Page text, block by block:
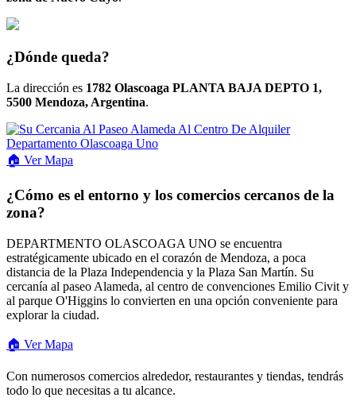
¿Dónde queda?
La dirección es 1782 Olascoaga PLANTA BAJA DEPTO 1,
5500 Mendoza, Argentina.
🏠 VerMapa
¿Cómo es el entorno y los comercios cercanos de la
zona?
DEPARTMENTO OLASCOAGA UNO se encuentra
estratégicamente ubicado en el corazón de Mendoza, a poca
distancia de la Plaza Independencia y la Plaza San Martín. Su
cercanía al paseo Alameda, al centro de convenciones Emilio Civit y
al parque O'Higgins lo convierten en una opción conveniente para
explorar la ciudad.
🏠 Ver Mapa
Con numerosos comercios alrededor, restaurantes y tiendas, tendrás
todo lo que necesitas a tu alcance.